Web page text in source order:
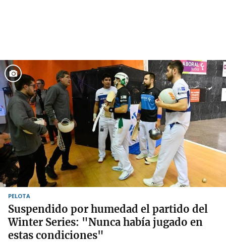
PELOTA
Suspendido por humedad el partido del
Winter Series: "Nunca había jugado en
estas condiciones"